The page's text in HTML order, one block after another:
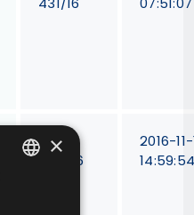
VB-
440/16
2016-
×